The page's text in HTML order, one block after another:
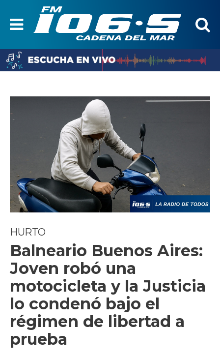
HURTO
Balneario Buenos Aires:
Joven robó una
motocicleta y la Justicia
lo condenó bajo el
régimen de libertad a
prueba